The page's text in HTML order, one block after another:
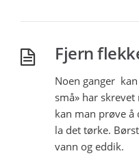
Fjern
Noen ganger
små» har
kan man prøve å
la det tørke.
vann og eddik.